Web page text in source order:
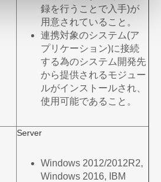
録を行うことで入手)が
用意されていること。
連携対象のシステム(ア
プリケーション)に接続
する為のシステム開発先
から提供されるモジュー
ルがインストールされ、
使用可能であること。
Server
Windows 2012/2012R2,
Windows 2016, IBM